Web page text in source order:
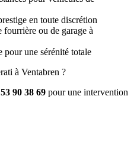
en toute discrétion
fourrière ou de garage à
pour une sérénité totale
à Ventabren ?
90 38 69 pour une intervention